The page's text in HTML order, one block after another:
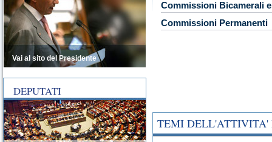
Commissioni Bicamerali
Commissioni Permanenti
TEMI DELL'ATTIVITA'
Vai al sito del Presidente
DEPUTATI